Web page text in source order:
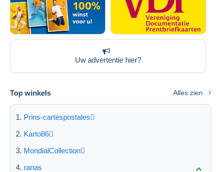
Uw advertentie hier?
Top winkels Alles zien
Prins-cartespostales
Karto86
MondialCollection
ranas